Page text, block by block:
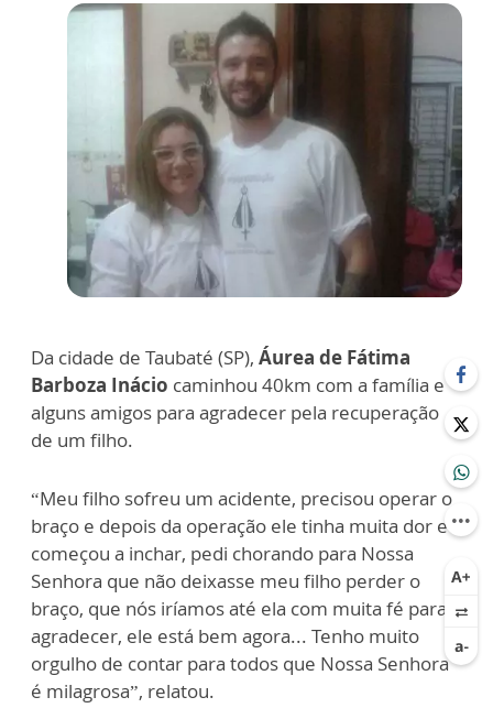
Da cidade de Taubaté (SP), Áurea de Fátima
Barboza Inácio caminhou 40km com a família e
alguns amigos para agradecer pela recuperação
de um filho.
“Meu filho sofreu um acidente, precisou operar o
braço e depois da operação ele tinha muita dor e
começou a inchar, pedi chorando para Nossa
Senhora que não deixasse meu filho perder o
braço, que nós iríamos até ela com muita fé para
agradecer, ele está bem agora... Tenho muito
orgulho de contar para todos que Nossa Senhora
é milagrosa”, relatou.